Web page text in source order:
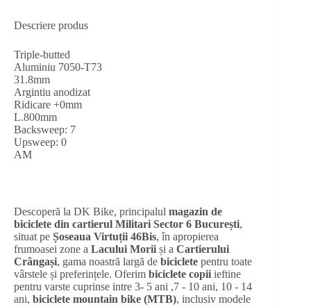
Descriere produs
Triple-butted
Aluminiu 7050-T73
31.8mm
Argintiu anodizat
Ridicare +0mm
L.800mm
Backsweep: 7
Upsweep: 0
AM
Descoperă la DK Bike, principalul magazin de
biciclete din cartierul Militari Sector 6 București,
situat pe Șoseaua Virtuții 46Bis, în apropierea
frumoasei zone a Lacului Morii și a Cartierului
Crângași, gama noastră largă de biciclete pentru toate
vârstele și preferințele. Oferim biciclete copii ieftine
pentru varste cuprinse intre 3- 5 ani ,7 - 10 ani, 10 - 14
ani, biciclete mountain bike (MTB), inclusiv modele